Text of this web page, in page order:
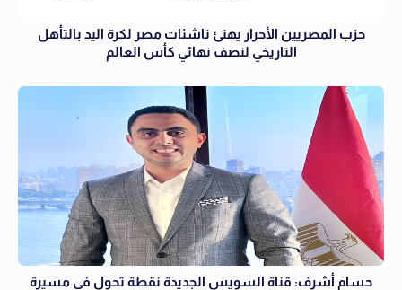
حزب المصريين الأحرار يهنئ ناشئات مصر لكرة اليد بالتأهل
التاريخي لنصف نهائي كأس العالم
حسام أشرف: قناة السويس الجديدة نقطة تحول في مسيرة